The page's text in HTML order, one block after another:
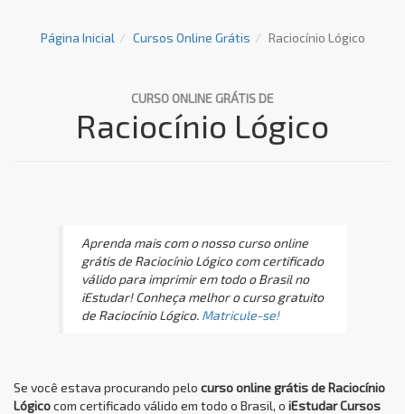
Página Inicial Cursos Online Grátis Raciocínio Lógico
CURSO ONLINE GRÁTIS DE
Raciocínio Lógico
Aprenda mais com o nosso curso online
grátis de Raciocínio Lógico com certificado
válido para imprimir em todo o Brasil no
iEstudar! Conheça melhor o curso gratuito
de Raciocínio Lógico. Matricule-se!
Se você estava procurando pelo curso online grátis de Raciocínio
Lógicocom certificado válido em todo o Brasil, o iEstudar Cursos